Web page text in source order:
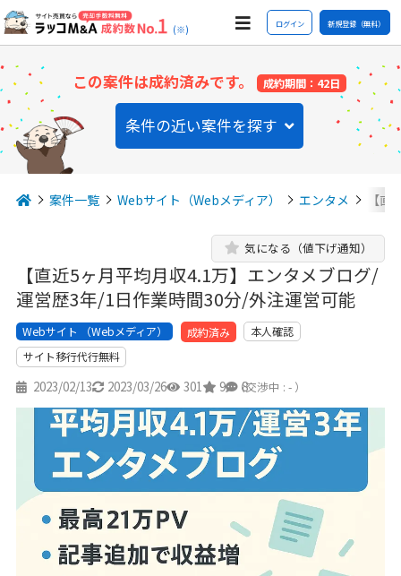
(※) ログイン 新規登録（無料）
この案件は成約済みです。 成約期間：42日
条件の近い案件を探す
案件一覧 Webサイト（Webメディア） エンタメ 【
【直近5ヶ月平均月収4.1万】エンタメブログ/
運営歴3年/1日作業時間30分/外注運営可能
気になる（値下げ通知）
Webサイト （Webメディア） 成約済み
本人確認
サイト移行代行無料
2023/02/13 2023/03/26 301 9 8
（交渉中 : - ）